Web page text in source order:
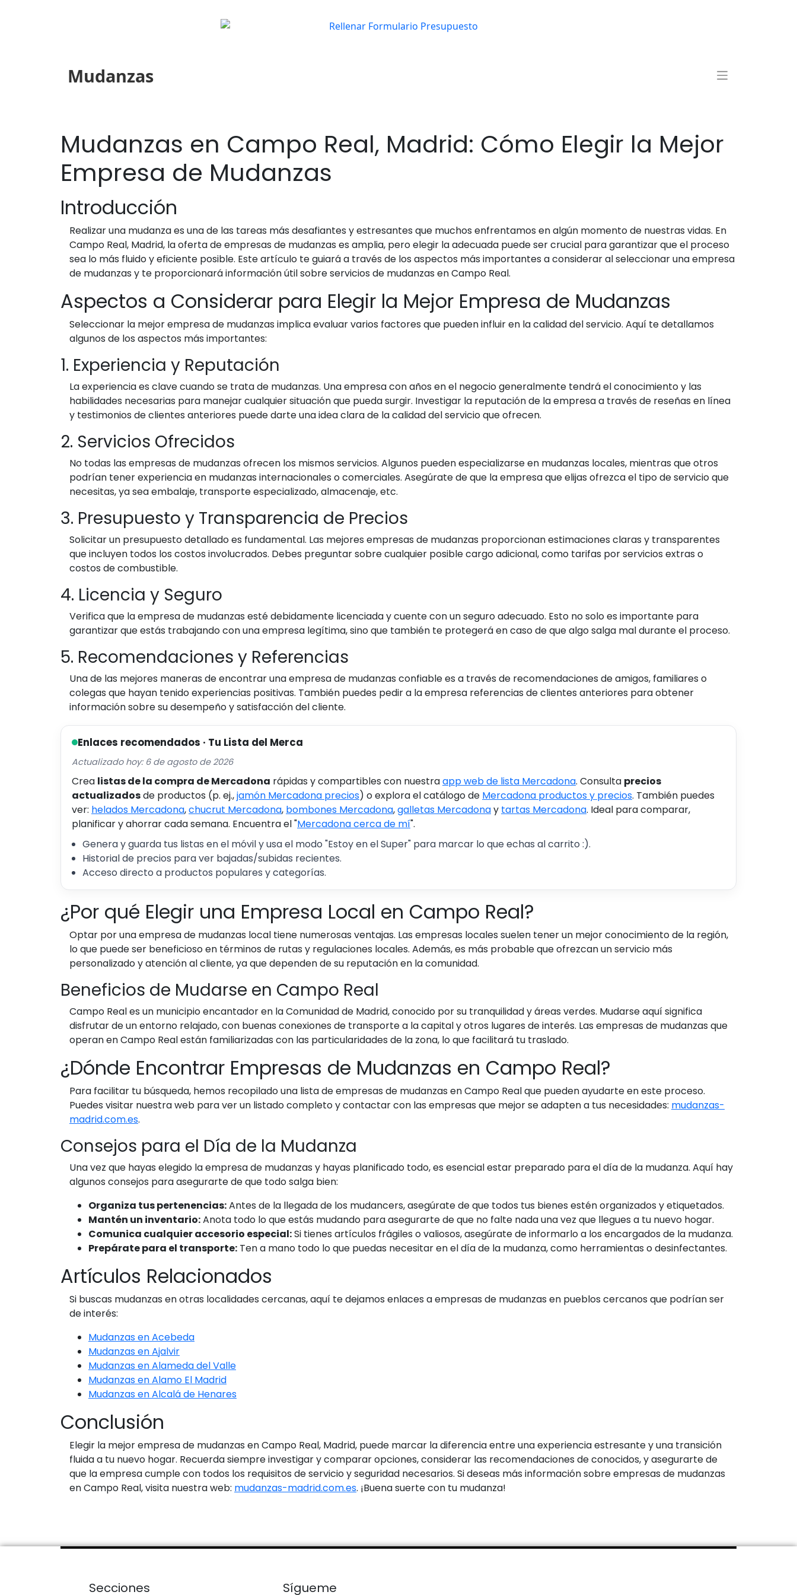
Mudanzas
Mudanzas en Campo Real, Madrid: Cómo Elegir la Mejor
Empresa de Mudanzas
Introducción
Realizar una mudanza es una de las tareas más desafiantes y estresantes que muchos enfrentamos en algún momento de nuestras vidas. En
Campo Real, Madrid, la oferta de empresas de mudanzas es amplia, pero elegir la adecuada puede ser crucial para garantizar que el proceso
sea lo más fluido y eficiente posible. Este artículo te guiará a través de los aspectos más importantes a considerar al seleccionar una empresa
de mudanzas y te proporcionará información útil sobre servicios de mudanzas en Campo Real.
Aspectos a Considerar para Elegir la Mejor Empresa de Mudanzas
Seleccionar la mejor empresa de mudanzas implica evaluar varios factores que pueden influir en la calidad del servicio. Aquí te detallamos
algunos de los aspectos más importantes:
1. Experiencia y Reputación
La experiencia es clave cuando se trata de mudanzas. Una empresa con años en el negocio generalmente tendrá el conocimiento y las
habilidades necesarias para manejar cualquier situación que pueda surgir. Investigar la reputación de la empresa a través de reseñas en línea
y testimonios de clientes anteriores puede darte una idea clara de la calidad del servicio que ofrecen.
2. Servicios Ofrecidos
No todas las empresas de mudanzas ofrecen los mismos servicios. Algunos pueden especializarse en mudanzas locales, mientras que otros
podrían tener experiencia en mudanzas internacionales o comerciales. Asegúrate de que la empresa que elijas ofrezca el tipo de servicio que
necesitas, ya sea embalaje, transporte especializado, almacenaje, etc.
3. Presupuesto y Transparencia de Precios
Solicitar un presupuesto detallado es fundamental. Las mejores empresas de mudanzas proporcionan estimaciones claras y transparentes
que incluyen todos los costos involucrados. Debes preguntar sobre cualquier posible cargo adicional, como tarifas por servicios extras o
costos de combustible.
4. Licencia y Seguro
Verifica que la empresa de mudanzas esté debidamente licenciada y cuente con un seguro adecuado. Esto no solo es importante para
garantizar que estás trabajando con una empresa legítima, sino que también te protegerá en caso de que algo salga mal durante el proceso.
5. Recomendaciones y Referencias
Una de las mejores maneras de encontrar una empresa de mudanzas confiable es a través de recomendaciones de amigos, familiares o
colegas que hayan tenido experiencias positivas. También puedes pedir a la empresa referencias de clientes anteriores para obtener
información sobre su desempeño y satisfacción del cliente.
Enlaces recomendados · Tu Lista del Merca
Actualizado hoy: 6 de agosto de 2026
Crea listas de la compra de Mercadona rápidas y compartibles con nuestraapp web de lista Mercadona. Consulta precios
actualizadosde productos (p. ej.,jamón Mercadona precios) o explora el catálogo de Mercadona productos y precios. También puedes
ver: helados Mercadona,chucrut Mercadona, bombones Mercadona,galletas Mercadonay tartas Mercadona. Ideal para comparar,
planificar y ahorrar cada semana. Encuentra el "Mercadona cerca de mí".
Genera y guarda tus listas en el móvil y usa el modo "Estoy en el Super" para marcar lo que echas al carrito :).
Historial de precios para ver bajadas/subidas recientes.
Acceso directo a productos populares y categorías.
¿Por qué Elegir una Empresa Local en Campo Real?
Optar por una empresa de mudanzas local tiene numerosas ventajas. Las empresas locales suelen tener un mejor conocimiento de la región,
lo que puede ser beneficioso en términos de rutas y regulaciones locales. Además, es más probable que ofrezcan un servicio más
personalizado y atención al cliente, ya que dependen de su reputación en la comunidad.
Beneficios de Mudarse en Campo Real
Campo Real es un municipio encantador en la Comunidad de Madrid, conocido por su tranquilidad y áreas verdes. Mudarse aquí significa
disfrutar de un entorno relajado, con buenas conexiones de transporte a la capital y otros lugares de interés. Las empresas de mudanzas que
operan en Campo Real están familiarizadas con las particularidades de la zona, lo que facilitará tu traslado.
¿Dónde Encontrar Empresas de Mudanzas en Campo Real?
Para facilitar tu búsqueda, hemos recopilado una lista de empresas de mudanzas en Campo Real que pueden ayudarte en este proceso.
Puedes visitar nuestra web para ver un listado completo y contactar con las empresas que mejor se adapten a tus necesidades: mudanzas-
madrid.com.es.
Consejos para el Día de la Mudanza
Una vez que hayas elegido la empresa de mudanzas y hayas planificado todo, es esencial estar preparado para el día de la mudanza. Aquí hay
algunos consejos para asegurarte de que todo salga bien:
Organiza tus pertenencias:Antes de la llegada de los mudancers, asegúrate de que todos tus bienes estén organizados y etiquetados.
Mantén un inventario:Anota todo lo que estás mudando para asegurarte de que no falte nada una vez que llegues a tu nuevo hogar.
Comunica cualquier accesorio especial:Si tienes artículos frágiles o valiosos, asegúrate de informarlo a los encargados de la mudanza.
Prepárate para el transporte: Ten a mano todo lo que puedas necesitar en el día de la mudanza, como herramientas o desinfectantes.
Artículos Relacionados
Si buscas mudanzas en otras localidades cercanas, aquí te dejamos enlaces a empresas de mudanzas en pueblos cercanos que podrían ser
de interés:
Mudanzas en Acebeda
Mudanzas en Ajalvir
Mudanzas en Alameda del Valle
Mudanzas en Alamo El Madrid
Mudanzas en Alcalá de Henares
Conclusión
Elegir la mejor empresa de mudanzas en Campo Real, Madrid, puede marcar la diferencia entre una experiencia estresante y una transición
fluida a tu nuevo hogar. Recuerda siempre investigar y comparar opciones, considerar las recomendaciones de conocidos, y asegurarte de
que la empresa cumple con todos los requisitos de servicio y seguridad necesarios. Si deseas más información sobre empresas de mudanzas
en Campo Real, visita nuestra web: mudanzas-madrid.com.es. ¡Buena suerte con tu mudanza!
Secciones Sígueme